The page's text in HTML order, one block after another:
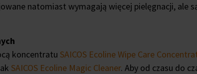
natomiast wymagają więcej pielęgnacji, ale
koncentratu SAICOS Ecoline Wipe Care
SAICOS Ecoline Magic Cleaner. Aby od czasu do